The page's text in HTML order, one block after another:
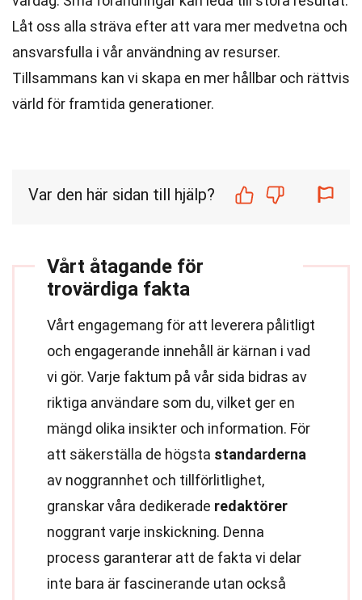
Låt oss alla sträva efter att vara mer medvetna och
ansvarsfulla i vår användning av resurser.
Tillsammans kan vi skapa en mer hållbar och rättvis
värld för framtida generationer.
Var den här sidan till hjälp?
Vårt åtagande för
trovärdiga fakta
Vårt engagemang för att leverera pålitligt
och engagerande innehåll är kärnan i vad
vi gör. Varje faktum på vår sida bidras av
riktiga användare som du, vilket ger en
mängd olika insikter och information. För
att säkerställa de högsta standarderna
av noggrannhet och tillförlitlighet,
granskar våra dedikerade redaktörer
noggrant varje inskickning. Denna
process garanterar att de fakta vi delar
inte bara är fascinerande utan också